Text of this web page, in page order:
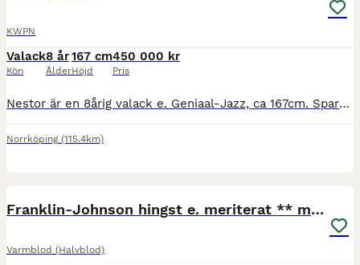
KWPN
Valack
Kön
8 år
Ålder
167 cm
Höjd
450 000 kr
Pris
Nestor är en 8årig valack e. Geniaal-Jazz, ca 167cm. Sparsamt tävlad tom MsvB med placering och finns mycket kapacitet för svårare klasser. Egen motor åt det piggare hållet, snäll att lasta, sko, rida
Norrköping (115.4km)
Franklin-Johnson hingst e. meriterat ** möderne
Varmblod (Halvblod)